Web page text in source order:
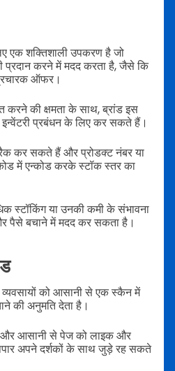
एक शक्तिशाली उपकरण है जो
प्रदान करने में मदद करता है, जैसे कि
प्रचारक ऑफर।
करने की क्षमता के साथ, ब्रांड इस
प्रबंधन के लिए कर सकते हैं।
कर सकते हैं और प्रोडक्ट नंबर या
में एन्कोड करके स्टॉक स्तर का
स्टॉकिंग या उनकी कमी के संभावना
पैसे बचाने में मदद कर सकता है।
को आसानी से एक स्कैन में
की अनुमति देता है।
आसानी से पेज को लाइक और
अपने दर्शकों के साथ जुड़े रह सकते